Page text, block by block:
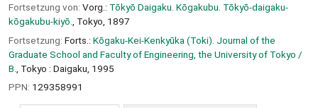
Fortsetzung von: Vorg.: Tōkyō Daigaku. Kōgakubu. Tōkyō-daigaku-
kōgakubu-kiyō.
, Tokyo, 1897
Fortsetzung: Forts.: Kōgaku-Kei-Kenkyūka (Toki). Journal of the
Graduate School and Faculty of Engineering, the University of Tokyo /
B.
, Tokyo : Daigaku, 1995
PPN: 129358991